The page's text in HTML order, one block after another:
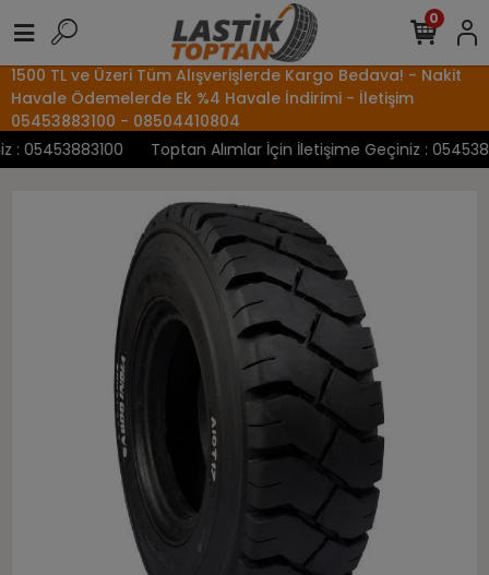
1500 TL ve Üzeri Tüm Alışverişlerde Kargo Bedava! - Nakit
Havale Ödemelerde Ek %4 Havale İndirimi - İletişim
05453883100 - 08504410804
Toptan Alımlar İçin İletişime Geçiniz :
0